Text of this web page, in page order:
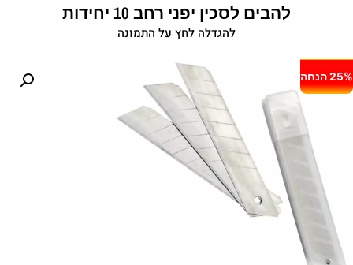
להבים לסכין יפני רחב 10 יחידות
להגדלה לחץ על התמונה
25% הנחה